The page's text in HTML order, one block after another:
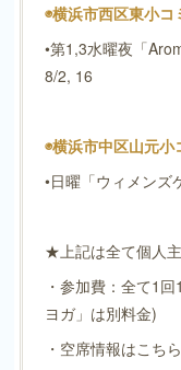
◉横浜市西区東小コ
•第1,3水曜夜「
8/2, 16
◉横浜市中区山元小
•日曜「ウィメン
★上記は全て個人
・参加費：全て1
ヨガ」は別料金)
・空席情報はこち